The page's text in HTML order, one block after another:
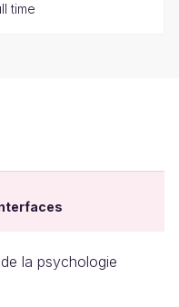
time
la psychologie